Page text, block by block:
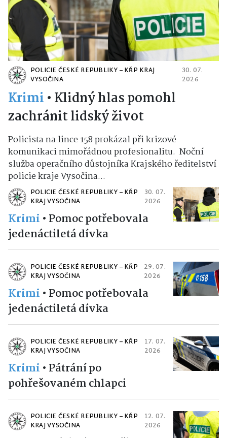
POLICIE ČESKÉ REPUBLIKY – KŘP KRAJ
VYSOČINA
30. 07.
2026
Krimi • Klidný hlas pomohl
zachránit lidský život
Policista na lince 158 prokázal při krizové
komunikaci mimořádnou profesionalitu. Noční
služba operačního důstojníka Krajského ředitelství
policie kraje Vysočina...
POLICIE ČESKÉ REPUBLIKY – KŘP
KRAJ VYSOČINA
30. 07.
2026
Krimi • Pomoc potřebovala
jedenáctiletá dívka
POLICIE ČESKÉ REPUBLIKY – KŘP
KRAJ VYSOČINA
29. 07.
2026
Krimi • Pomoc potřebovala
jedenáctiletá dívka
POLICIE ČESKÉ REPUBLIKY – KŘP
KRAJ VYSOČINA
17. 07.
2026
Krimi • Pátrání po
pohřešovaném chlapci
POLICIE ČESKÉ REPUBLIKY – KŘP
KRAJ VYSOČINA
12. 07.
2026